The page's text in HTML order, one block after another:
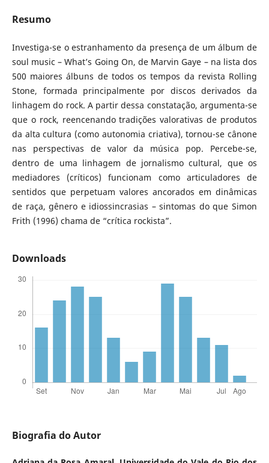
Resumo
Investiga-se o estranhamento da presença de um álbum de
soul music – What’s Going On, de Marvin Gaye – na lista dos
500 maiores álbuns de todos os tempos da revista Rolling
Stone, formada principalmente por discos derivados da
linhagem do rock. A partir dessa constatação, argumenta-se
que o rock, reencenando tradições valorativas de produtos
da alta cultura (como autonomia criativa), tornou-se cânone
nas perspectivas de valor da música pop. Percebe-se,
dentro de uma linhagem de jornalismo cultural, que os
mediadores (críticos) funcionam como articuladores de
sentidos que perpetuam valores ancorados em dinâmicas
de raça, gênero e idiossincrasias – sintomas do que Simon
Frith (1996) chama de “crítica rockista”.
Downloads
Biografia do Autor